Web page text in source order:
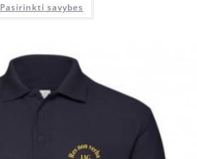
Pasirinkti savybes